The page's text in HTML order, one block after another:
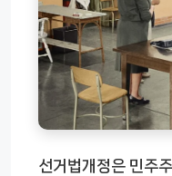
선거법개정은 민주